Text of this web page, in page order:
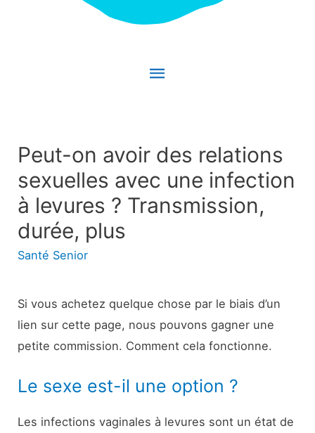
Menu
Peut-on avoir des relations
sexuelles avec une infection
à levures ? Transmission,
durée, plus
Santé Senior
Si vous achetez quelque chose par le biais d’un
lien sur cette page, nous pouvons gagner une
petite commission. Comment cela fonctionne.
Le sexe est-il une option ?
Les infections vaginales à levures sont un état de